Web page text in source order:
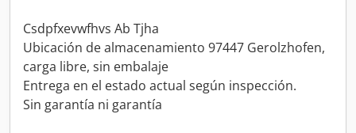
Csdpfxevwfhvs Ab Tjha
Ubicación de almacenamiento 97447 Gerolzhofen,
carga libre, sin embalaje
Entrega en el estado actual según inspección.
Sin garantía ni garantía